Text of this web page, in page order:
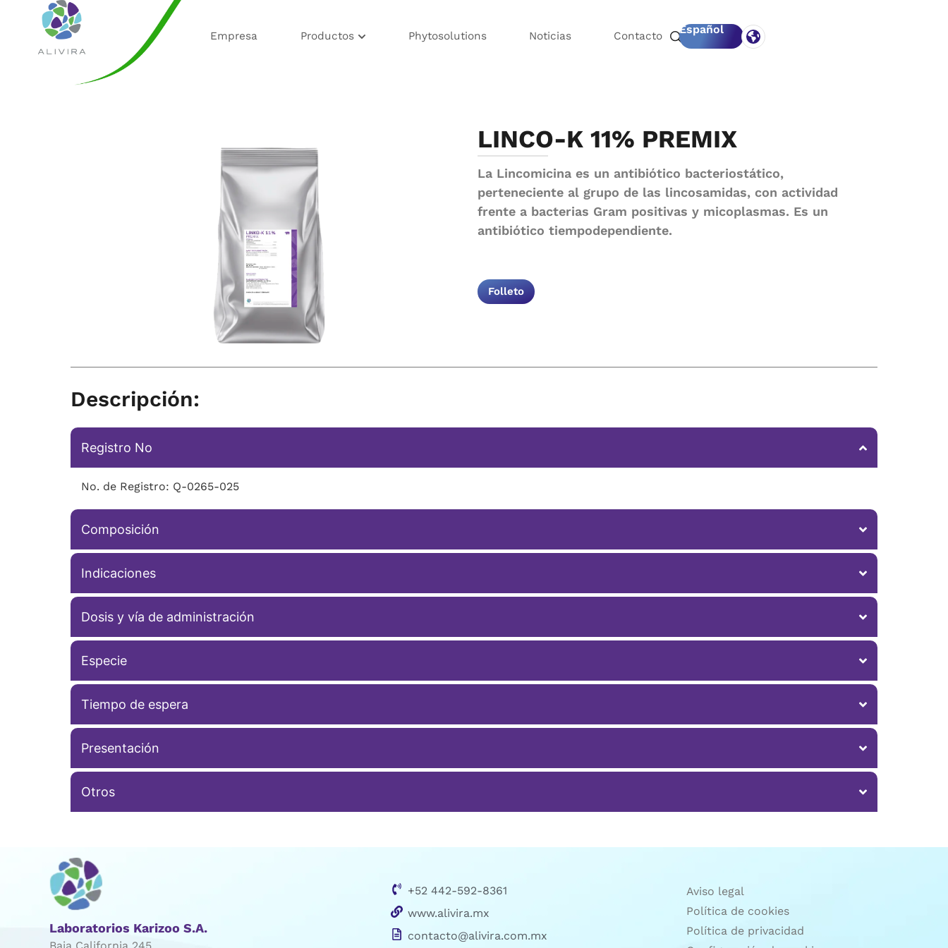
Empresa Productos Phytosolutions Noticias Contacto Español
LINCO-K 11% PREMIX
La Lincomicina es un antibiótico bacteriostático,
perteneciente al grupo de las lincosamidas, con actividad
frente a bacterias Gram positivas y micoplasmas. Es un
antibiótico tiempodependiente.
Folleto
Descripción:
Registro No
No. de Registro: Q-0265-025
Composición
Indicaciones
Dosis y vía de administración
Especie
Tiempo de espera
Presentación
Otros
Laboratorios Karizoo S.A.
+52 442-592-8361
www.alivira.mx
contacto@alivira.com.mx
Aviso legal
Política de cookies
Política de privacidad